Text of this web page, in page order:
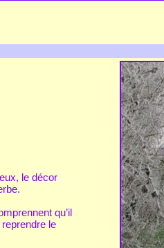
le décor
qu’il
le